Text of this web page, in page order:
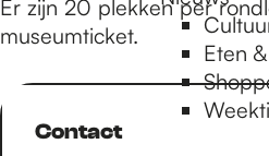
Eten
Er zijn 20 plekken per
museumticket.
Contact